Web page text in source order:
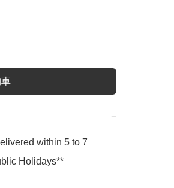
−
within 5 to 7
Holidays**